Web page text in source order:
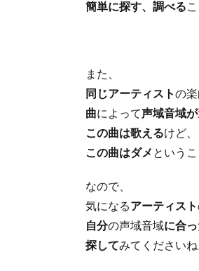
簡単に探す、調べる
また、
同じアーティストの楽
曲によって声域音域が
この曲は歌えるけど、
この曲はダメ という
なので、
気になるアーティスト
自分の声域音域に合
探してみてくださいね